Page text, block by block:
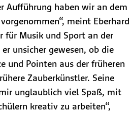
Aufführung haben wir an dem
meint Eberhard
für Musik und Sport an der
unsicher gewesen, ob die
und Pointen aus der früheren
Zauberkünstler. Seine
unglaublich viel Spaß, mit
kreativ zu arbeiten“,